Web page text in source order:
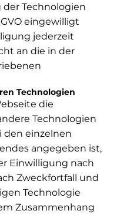
der Technologien
eingewilligt
jederzeit
an die in der
Technologien
die
Technologien
den einzelnen
angegeben ist,
Einwilligung nach
Zweckfortfall und
Technologie
Zusammenhang